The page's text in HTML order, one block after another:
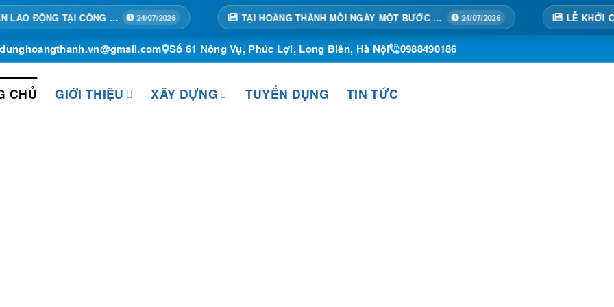
TẬP HUẤN AN TOÀN LAO ĐỘNG TẠI CÔNG TRÌNH 24/07/2026 TẠI HOÀNG THÀNH MỖI NGÀY MỘT BƯỚC TIẾN 24/07/2026
Số 61 Nông Vụ, Phúc Lợi, Long Biên, Hà Nội 0988490186
CHỦ GIỚI THIỆU XÂY DỰNG TUYỂN DỤNG TIN TỨC